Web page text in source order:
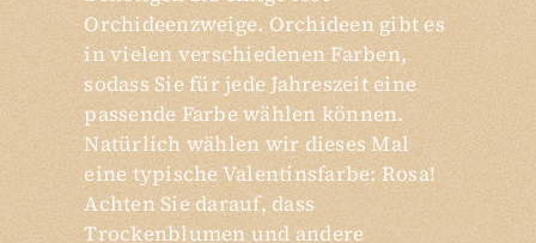
Orchideenzweige. Orchideen gibt es
in vielen verschiedenen Farben,
sodass Sie für jede Jahreszeit eine
passende Farbe wählen können.
Natürlich wählen wir dieses Mal
eine typische Valentinsfarbe: Rosa!
Achten Sie darauf, dass
Trockenblumen und andere